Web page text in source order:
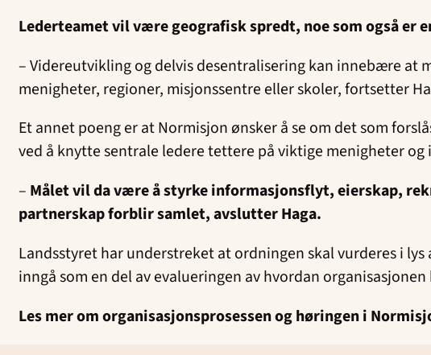
Lederteamet vil være geografisk spredt, noe som også er
– Videreutvikling og delvis desentralisering kan innebære
menigheter, regioner, misjonssentre eller skoler, fortsetter
Et annet poeng er at Normisjon ønsker å se om det som
ved å knytte sentrale ledere tettere på viktige menigheter
– Målet vil da være å styrke informasjonsflyt, eierskap,
partnerskap forblir samlet, avslutter Haga.
Landsstyret har understreket at ordningen skal vurderes i
inngå som en del av evalueringen av hvordan
Les mer om organisasjonsprosessen og høringen i